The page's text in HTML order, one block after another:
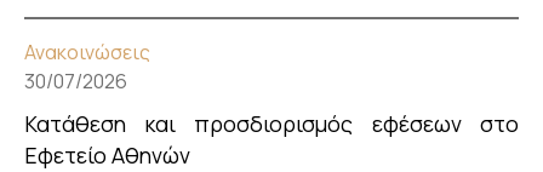
Ανακοινώσεις
30/07/2026
Κατάθεση και προσδιορισμός εφέσεων στο
Εφετείο Αθηνών